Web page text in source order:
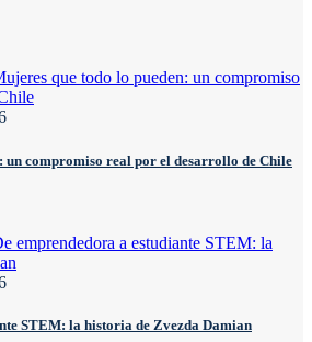
un compromiso real por el desarrollo de Chile
STEM: la historia de Zvezda Damian